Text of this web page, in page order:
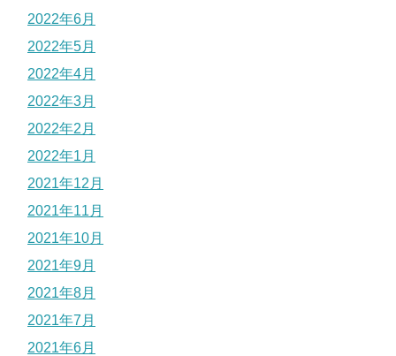
2022年6月
2022年5月
2022年4月
2022年3月
2022年2月
2022年1月
2021年12月
2021年11月
2021年10月
2021年9月
2021年8月
2021年7月
2021年6月